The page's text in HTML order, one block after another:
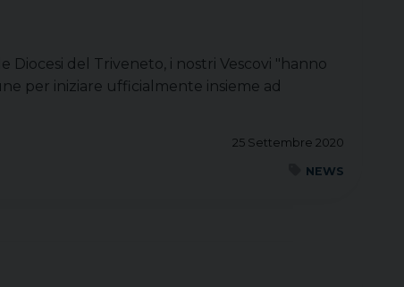
Diocesi del Triveneto, i nostri Vescovi "hanno
per iniziare ufficialmente insieme ad
25 Settembre 2020
NEWS